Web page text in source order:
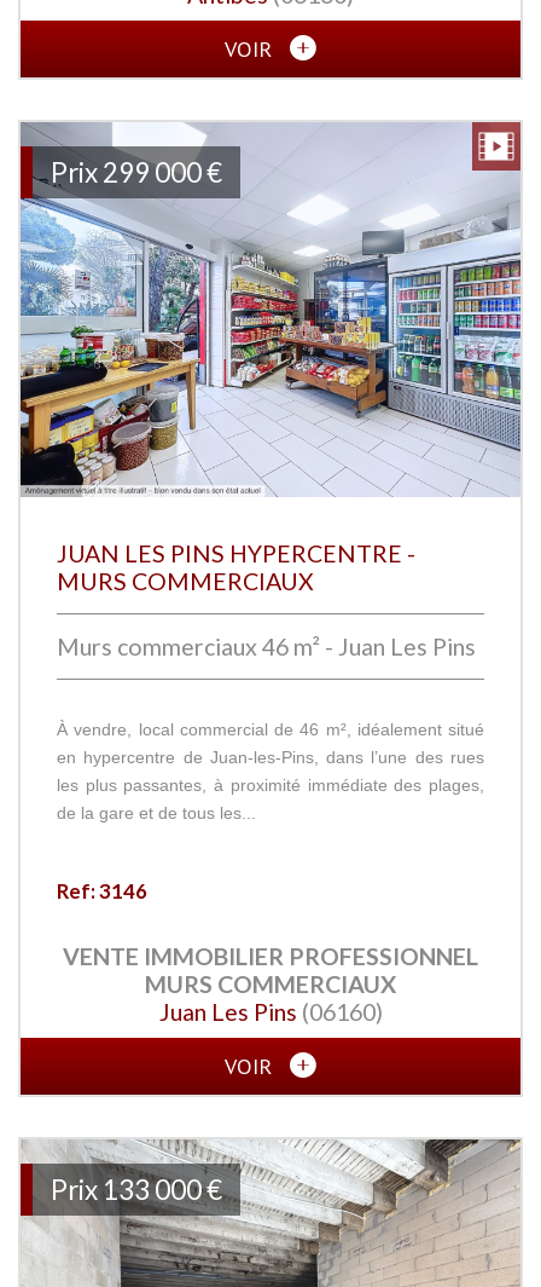
VOIR
Prix299 000 €
JUAN LES PINS HYPERCENTRE -
MURS COMMERCIAUX
Murs commerciaux 46 m² - Juan Les Pins
À vendre, local commercial de 46 m², idéalement situé
en hypercentre de Juan-les-Pins, dans l’une des rues
les plus passantes, à proximité immédiate des plages,
de la gare et de tous les...
Ref: 3146
VENTE IMMOBILIER PROFESSIONNEL
MURS COMMERCIAUX
Juan Les Pins (06160)
VOIR
Prix133 000 €